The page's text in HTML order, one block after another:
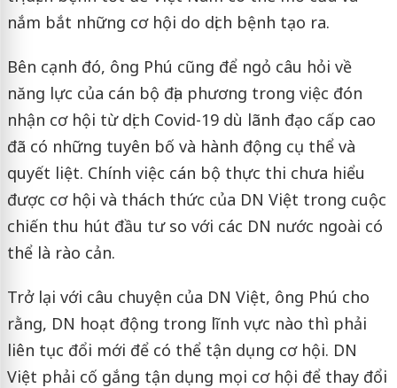
nắm bắt những cơ hội do dịch bệnh tạo ra.
Bên cạnh đó, ông Phú cũng để ngỏ câu hỏi về
năng lực của cán bộ địa phương trong việc đón
nhận cơ hội từ dịch Covid-19 dù lãnh đạo cấp cao
đã có những tuyên bố và hành động cụ thể và
quyết liệt. Chính việc cán bộ thực thi chưa hiểu
được cơ hội và thách thức của DN Việt trong cuộc
chiến thu hút đầu tư so với các DN nước ngoài có
thể là rào cản.
Trở lại với câu chuyện của DN Việt, ông Phú cho
rằng, DN hoạt động trong lĩnh vực nào thì phải
liên tục đổi mới để có thể tận dụng cơ hội. DN
Việt phải cố gắng tận dụng mọi cơ hội để thay đổi